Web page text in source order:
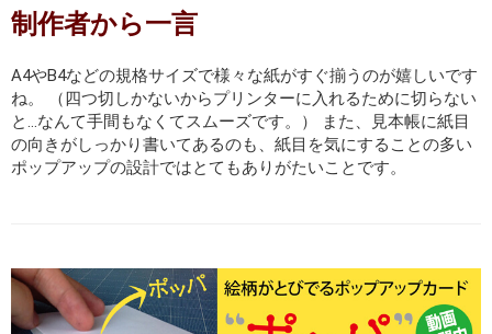
制作者から一言
A4やB4などの規格サイズで様々な紙がすぐ揃うのが嬉しいです
ね。 （四つ切しかないからプリンターに入れるために切らない
と…なんて手間もなくてスムーズです。） また、見本帳に紙目
の向きがしっかり書いてあるのも、紙目を気にすることの多い
ポップアップの設計ではとてもありがたいことです。